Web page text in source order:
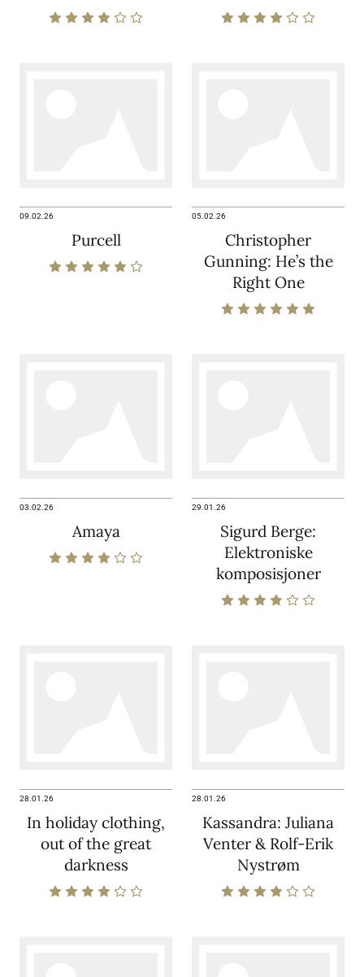
09.02.26
Purcell
05.02.26
Christopher
Gunning: He’s the
Right One
03.02.26
Amaya
29.01.26
Sigurd Berge:
Elektroniske
komposisjoner
28.01.26
In holiday clothing,
out of the great
darkness
28.01.26
Kassandra: Juliana
Venter & Rolf-Erik
Nystrøm